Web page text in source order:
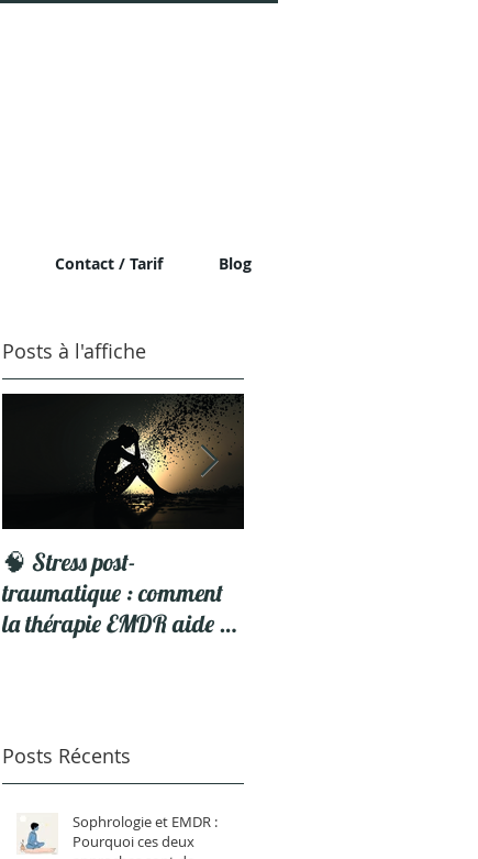
Contact / Tarif Blog
Posts à l'affiche
🧠 Stress post-
traumatique : comment
la thérapie EMDR aide à
Posts Récents
Sophrologie et EMDR :
Pourquoi ces deux